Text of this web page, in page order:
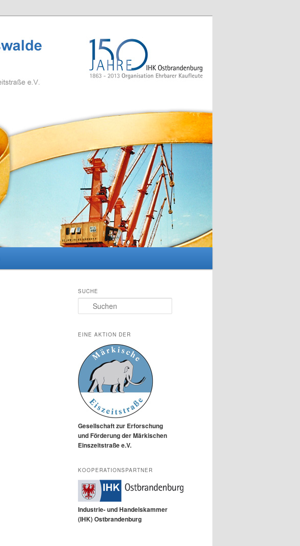
SUCHE
Suchen
EINE AKTION DER
Gesellschaft zur Erforschung
und Förderung der Märkischen
Einszeitstraße e.V.
KOOPERATIONSPARTNER
Industrie- und Handelskammer
(IHK) Ostbrandenburg